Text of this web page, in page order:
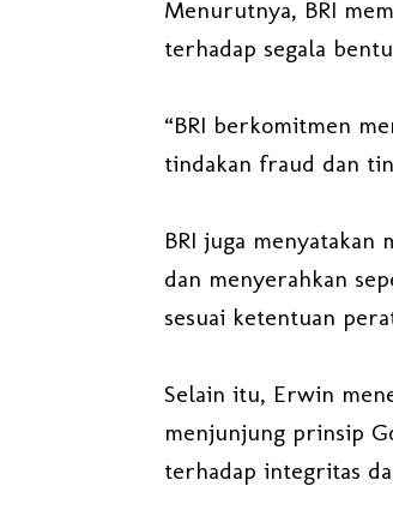
Menurutnya, BRI
terhadap segala
“BRI berkomitmen
tindakan fraud dan
BRI juga
dan menyerahkan
sesuai ketentuan
Selain itu, Erwin
menjunjung prinsip
terhadap integritas